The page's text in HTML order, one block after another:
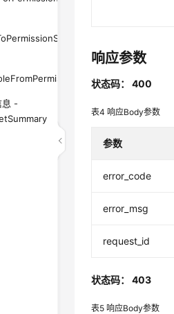
息 -
响应参数
状态码： 400
表4响应Body参数
参数
error_code
error_msg
request_id
状态码： 403
表5响应Body参数